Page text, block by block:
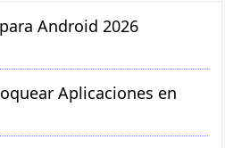
Android 2026
Aplicaciones en